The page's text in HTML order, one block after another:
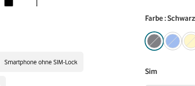
Smartphone ohne SIM-Lock
Farbe : Schwarz
Sim